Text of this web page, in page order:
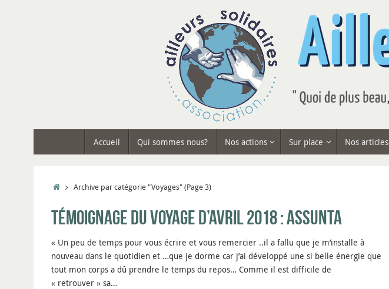
Accueil Qui sommes nous? Nos actions Sur place Nos articles
Accueil
Archive par catégorie "Voyages"(Page 3)
Témoignage du voyage d’Avril 2018 : Assunta
« Un peu de temps pour vous écrire et vous remercier ..il a fallu que je m’installe à
nouveau dans le quotidien et …que je dorme car j’ai développé une si belle énergie que
tout mon corps a dû prendre le temps du repos… Comme il est difficile de
« retrouver » sa…